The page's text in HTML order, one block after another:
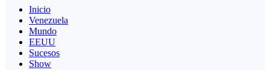
Inicio
Venezuela
Mundo
EEUU
Sucesos
Show